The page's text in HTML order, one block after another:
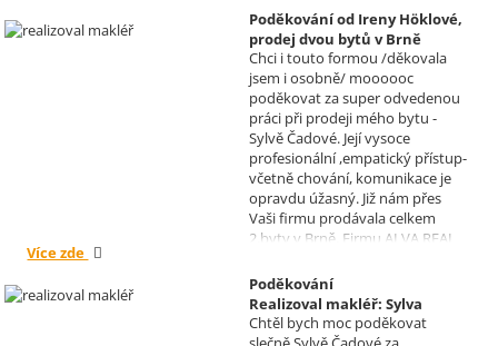
informace a děkuji za vaše úsilí.
Zatím se mějte moc a moc hezky.
S pozdravem Pavel Míšek
Poděkování od Ireny Höklové,
prodej dvou bytů v Brně
Realizoval makléř: Sylva
Čadová
Chci i touto formou /děkovala
jsem i osobně/ moooooc
poděkovat za super odvedenou
práci při prodeji mého bytu -
Sylvě Čadové. Její vysoce
profesionální ,empatický přístup-
včetně chování, komunikace je
opravdu úžasný. Již nám přes
Vaši firmu prodávala celkem
2.byty v Brně. Firmu ALVA REAL
Krásné dny Vám a Vašim
zaměstnancům. Irena Höklová,
Brno
Více zde
Poděkování
Realizoval makléř: Sylva
Čadová
Chtěl bych moc poděkovat